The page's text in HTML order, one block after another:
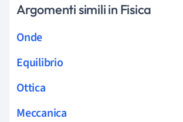
Argomenti simili in Fisica
Onde
Equilibrio
Ottica
Meccanica